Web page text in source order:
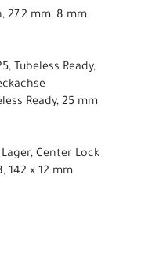
27,2 mm, 8 mm
Tubeless Ready,
Ready, 25 mm
Center Lock
142 x 12 mm